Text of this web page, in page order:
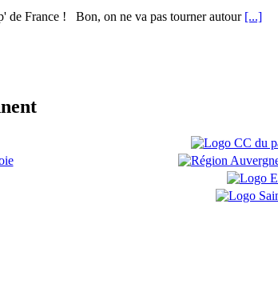
de France ! Bon, on ne va pas tourner autour [...]